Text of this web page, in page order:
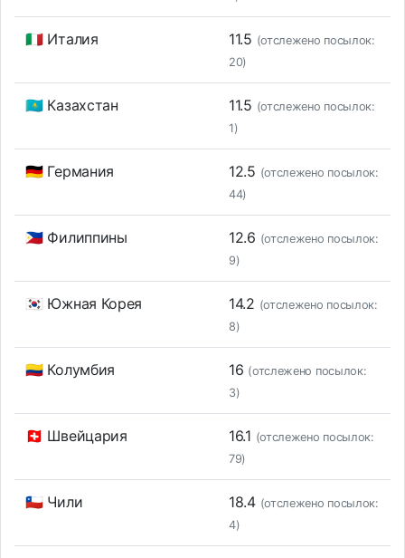
🇮🇹 Италия 11.5 (отслежено посылок:
20)
🇰🇿 Казахстан 11.5 (отслежено посылок:
1)
🇩🇪 Германия 12.5 (отслежено посылок:
44)
🇵🇭 Филиппины 12.6 (отслежено посылок:
9)
🇰🇷 Южная Корея 14.2 (отслежено посылок:
8)
🇨🇴 Колумбия 16 (отслежено посылок:
3)
🇨🇭 Швейцария 16.1 (отслежено посылок:
79)
🇨🇱 Чили 18.4 (отслежено посылок:
4)